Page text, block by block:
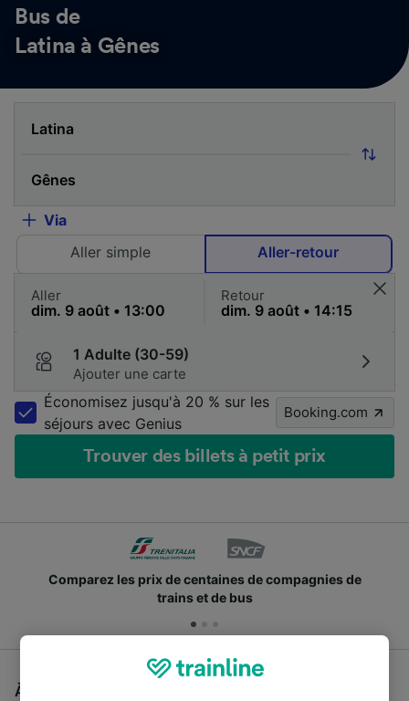
Bus de
Latina à Gênes
Via
Aller simple
Aller-retour
Aller Retour
1 Adulte (30-59)
Ajouter une carte
Économisez jusqu'à 20 % sur les
séjours avec Genius
Booking.com
Trouver des billets à petit prix
Comparez les prix de centaines de compagnies de
trains et de bus
À la recherche d'un bus de Latina à Gênes, vous êtes